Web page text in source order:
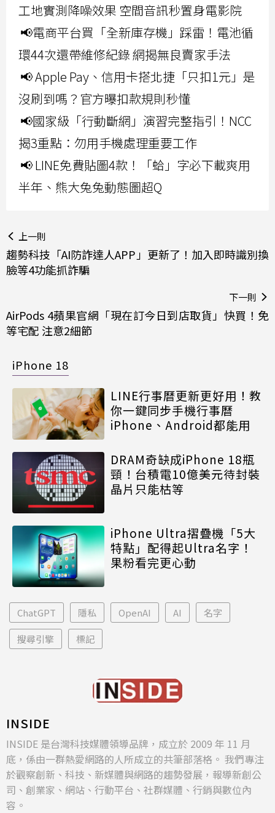
工地實測降噪效果 空間音訊秒置身電影院
📢電商平台買「全新庫存機」踩雷！電池循
環44次還帶維修紀錄 網揭無良賣家手法
📢 Apple Pay、信用卡搭北捷「只扣1元」是
沒刷到嗎？官方曝扣款規則秒懂
📢國家級「行動斷網」演習完整指引！NCC
揭3重點：勿用手機處理重要工作
📢 LINE免費貼圖4款！「蛤」字必下載爽用
半年、熊大兔兔動態圖超Q
上一則
趨勢科技「AI防詐達人APP」更新了！加入即時識別換
臉等4功能抓詐騙
下一則
AirPods 4蘋果官網「現在訂今日到店取貨」快買！免
等宅配 注意2細節
iPhone 18
LINE行事曆更新更好用！教
你一鍵同步手機行事曆
iPhone、Android都能用
DRAM奇缺成iPhone 18瓶
頸！台積電10億美元待封裝
晶片只能枯等
iPhone Ultra摺疊機「5大
特點」配得起Ultra名字！
果粉看完更心動
ChatGPT 隱私 OpenAI AI 名字
搜尋引擎 標記
INSIDE
INSIDE 是台灣科技媒體領導品牌，成立於 2009 年 11 月
底，係由一群熱愛網路的人所成立的共筆部落格。 我們專注
於觀察創新、科技、新媒體與網路的趨勢發展，報導新創公
司、創業家、網站、行動平台、社群媒體、行銷與數位內
容。